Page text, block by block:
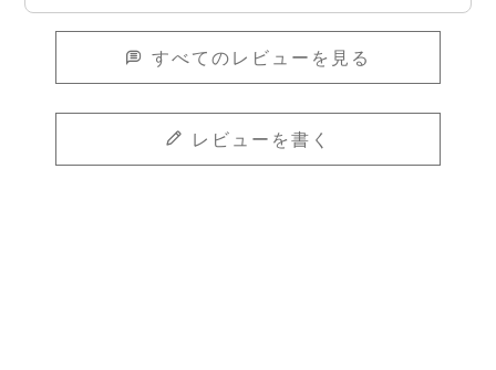
すべてのレビューを見る
レビューを書く